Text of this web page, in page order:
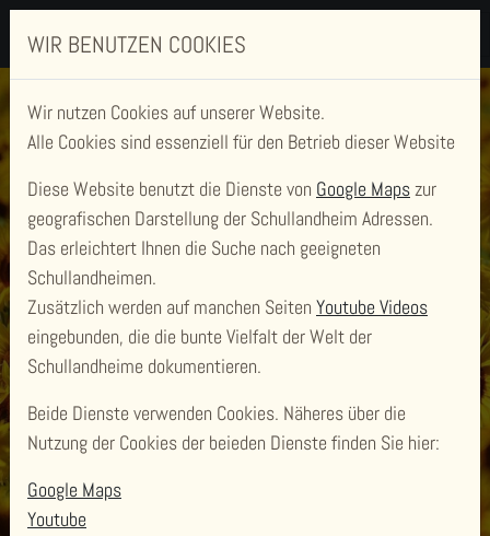
SCHULLANDHEIM
SCHACHEN
WIR BENUTZEN COOKIES
Wir nutzen Cookies auf unserer Website.
Alle Cookies sind essenziell für den Betrieb dieser Website
Diese Website benutzt die Dienste von Google Mapszur
geografischen Darstellung der Schullandheim Adressen.
Das erleichtert Ihnen die Suche nach geeigneten
Schullandheimen.
Zusätzlich werden auf manchen Seiten Youtube Videos
eingebunden, die die bunte Vielfalt der Welt der
Schullandheime dokumentieren.
Beide Dienste verwenden Cookies. Näheres über die
Nutzung der Cookies der beieden Dienste finden Sie hier:
Google Maps
Youtube